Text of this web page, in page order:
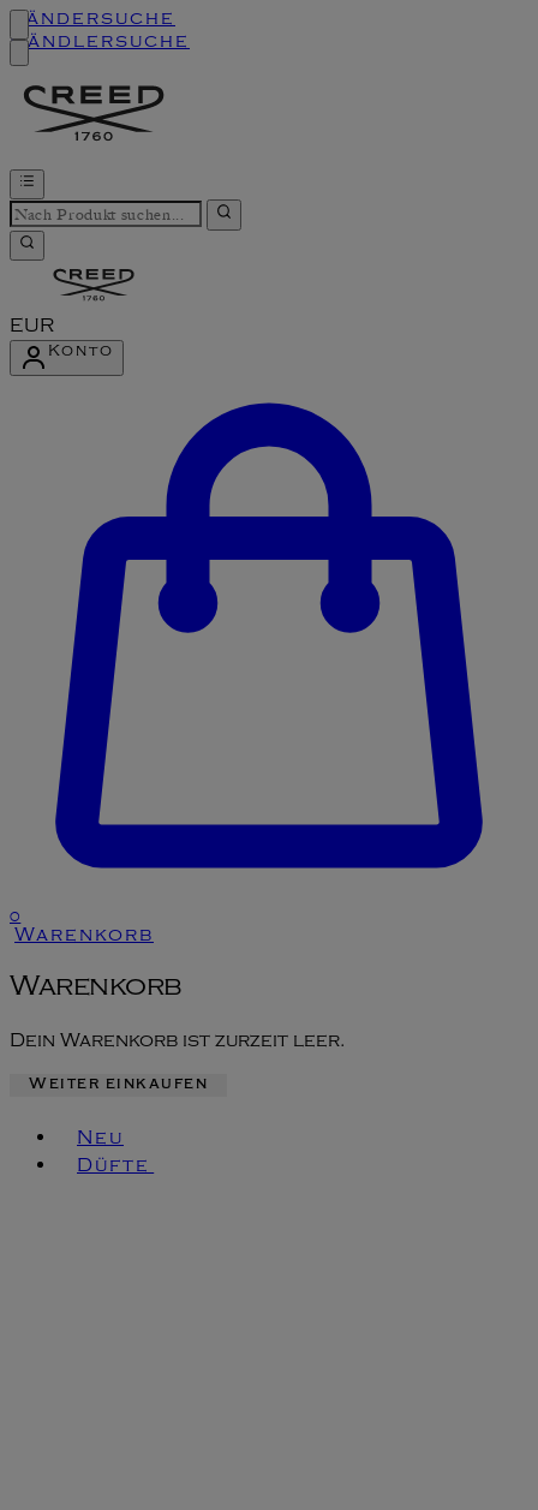
Ländersuche
Händlersuche
EUR
Konto
0
Warenkorb
Warenkorb
Dein Warenkorb ist zurzeit leer.
Weiter einkaufen
Neu
Düfte